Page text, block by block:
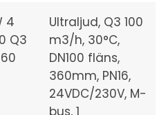
4
Q3
Ultraljud, Q3 100
m3/h, 30°C,
DN100 fläns,
360mm, PN16,
24VDC/230V, M-